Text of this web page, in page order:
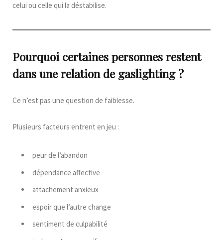
celui ou celle qui la déstabilise.
Pourquoi certaines personnes restent
dans une relation de gaslighting ?
Ce n’est pas une question de faiblesse.
Plusieurs facteurs entrent en jeu :
peur de l’abandon
dépendance affective
attachement anxieux
espoir que l’autre change
sentiment de culpabilité